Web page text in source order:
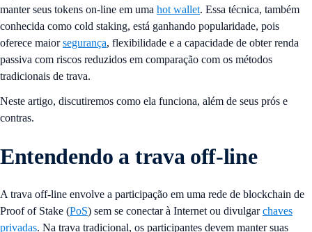
manter seus tokens on-line em uma hot wallet. Essa técnica, também
conhecida como cold staking, está ganhando popularidade, pois
oferece maiorsegurança, flexibilidade e a capacidade de obter renda
passiva com riscos reduzidos em comparação com os métodos
tradicionais de trava.
Neste artigo, discutiremos como ela funciona, além de seus prós e
contras.
Entendendo a trava off-line
A trava off-line envolve a participação em uma rede de blockchain de
Proof of Stake (PoS) sem se conectar à Internet ou divulgarchaves
privadas. Na trava tradicional, os participantes devem manter suas